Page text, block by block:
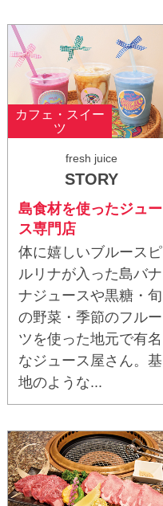
カフェ・スイー
ツ
fresh juice
STORY
島食材を使ったジュー
ス専門店
体に嬉しいブルースピ
ルリナが入った島バナ
ナジュースや黒糖・旬
の野菜・季節のフルー
ツを使った地元で有名
なジュース屋さん。基
地のような...